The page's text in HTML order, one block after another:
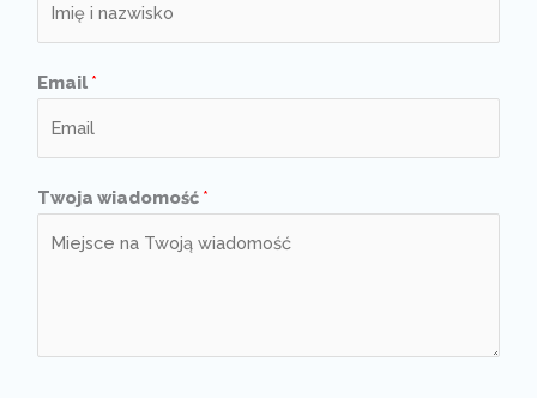
Email *
Twoja wiadomość *